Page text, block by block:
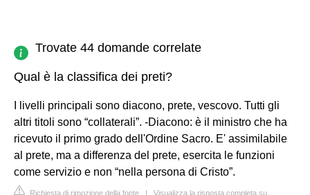
Trovate 44 domande correlate
Qual è la classifica dei preti?
I livelli principali sono diacono, prete, vescovo. Tutti gli
altri titoli sono “collaterali”. -Diacono: è il ministro che ha
ricevuto il primo grado dell'Ordine Sacro. E' assimilabile
al prete, ma a differenza del prete, esercita le funzioni
come servizio e non “nella persona di Cristo”.
Richiesta di rimozione della fonte | Visualizza la risposta completa su